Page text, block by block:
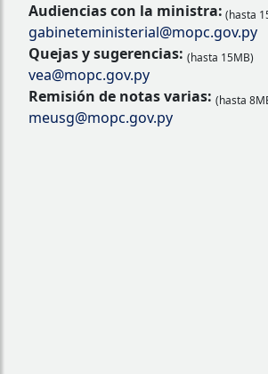
Audiencias con la ministra: (hasta
gabineteministerial@mopc.gov.py
Quejas y sugerencias: (hasta 15MB)
vea@mopc.gov.py
Remisión de notas varias: (hasta
meusg@mopc.gov.py